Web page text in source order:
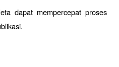
dapat mempercepat proses